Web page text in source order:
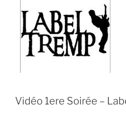
Vidéo 1ere Soirée –